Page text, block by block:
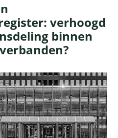
verhoogd
binnen